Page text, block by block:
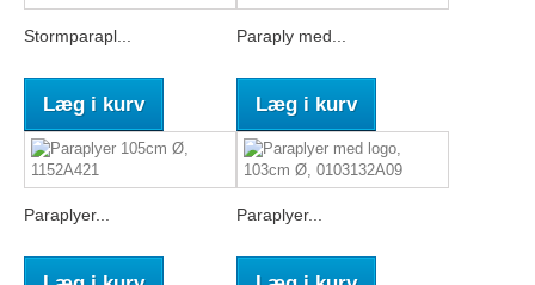
Stormparapl...
Læg i kurv
Paraply med...
Læg i kurv
Paraplyer... Paraplyer...